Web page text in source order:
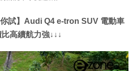
試】Audi Q4 e-tron SUV 電動車
高續航力強↓↓↓